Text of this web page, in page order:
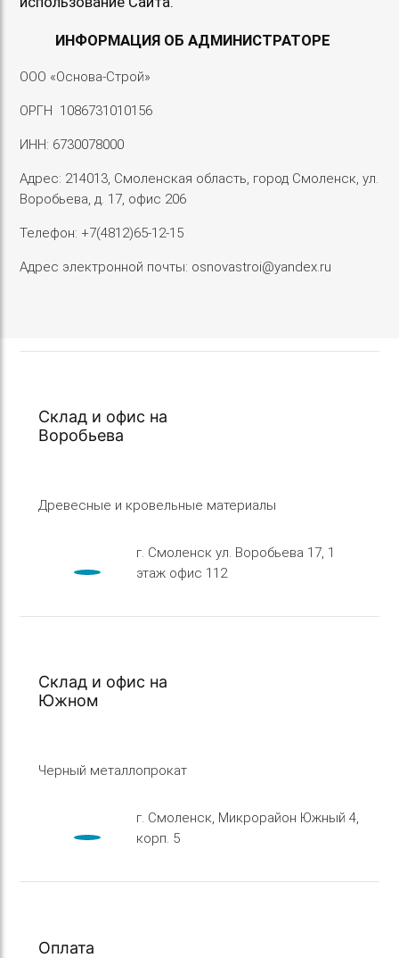
ИНФОРМАЦИЯ ОБ АДМИНИСТРАТОРЕ
ООО «Основа-Строй»
ОРГН 1086731010156
ИНН: 6730078000
Адрес: 214013, Смоленская область, город Смоленск, ул.
Воробьева, д. 17, офис 206
Телефон: +7(4812)65-12-15
Адрес электронной почты: osnovastroi@yandex.ru
Склад и офис на
Воробьева
Древесные и кровельные материалы
г. Смоленск ул. Воробьева 17, 1
этаж офис 112
Склад и офис на
Южном
Черный металлопрокат
г. Смоленск, Микрорайон Южный 4,
корп. 5
Оплата